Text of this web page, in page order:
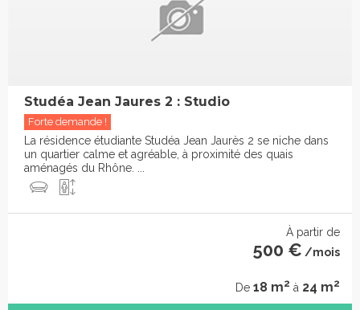
Studéa Jean Jaures 2 : Studio
Forte demande !
La résidence étudiante Studéa Jean Jaurès 2 se niche dans
un quartier calme et agréable, à proximité des quais
aménagés du Rhône. ...
À partir de
500 € /mois
De 18 m2 à 24 m2